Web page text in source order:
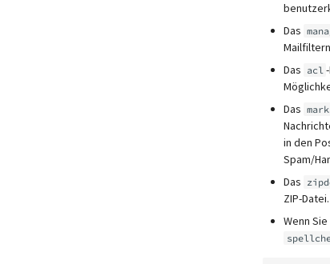
Das
Das acl
Das
in den
Spam/
Das
ZIP-Datei.
Wenn